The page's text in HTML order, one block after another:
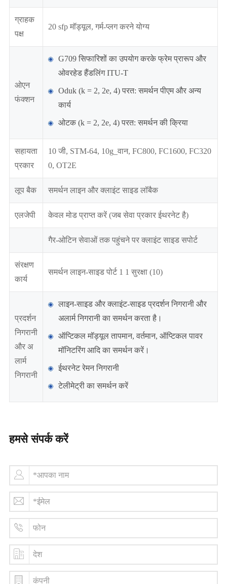
ग्राहक
पक्ष
20 sfp मॉड्यूल, गर्म-प्लग करने योग्य
ओएन
फंक्शन
G709 सिफारिशों का उपयोग करके फ्रेम प्रारूप और
ओवरहेड हैंडलिंग ITU-T
Oduk (k = 2, 2e, 4) परत: समर्थन पीएम और अन्य
कार्य
ओटक (k = 2, 2e, 4) परत: समर्थन की क्रिया
सहायता
प्रकार
10 जी, STM-64, 10g_वान, FC800, FC1600, FC320
0, OT2E
लूप बैक समर्थन लाइन और क्लाइंट साइड लॉबैक
एलजेपी केवल मोड प्राप्त करें (जब सेवा प्रकार ईथरनेट है)
गैर-ओटिन सेवाओं तक पहुंचने पर क्लाइंट साइड सपोर्ट
संरक्षण
कार्य
समर्थन लाइन-साइड पोर्ट 1 1 सुरक्षा (10)
प्रदर्शन
निगरानी
और अ
लार्म
निगरानी
लाइन-साइड और क्लाइंट-साइड प्रदर्शन निगरानी और
अलार्म निगरानी का समर्थन करता है।
ऑप्टिकल मॉड्यूल तापमान, वर्तमान, ऑप्टिकल पावर
मॉनिटरिंग आदि का समर्थन करें।
ईथरनेट रेमन निगरानी
टेलीमेट्री का समर्थन करें
हमसे संपर्क करें